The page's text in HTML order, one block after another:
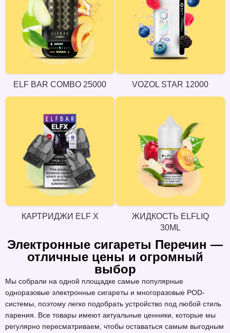
ELF BAR COMBO 25000 VOZOL STAR 12000
КАРТРИДЖИ ELF X
ЖИДКОСТЬ ELFLIQ
30ML
Электронные сигареты Перечин —
отличные цены и огромный
выбор
Мы собрали на одной площадке самые популярные
одноразовые электронные сигареты и многоразовые POD-
системы, поэтому легко подобрать устройство под любой стиль
парения. Все товары имеют актуальные ценники, которые мы
регулярно пересматриваем, чтобы оставаться самым выгодным